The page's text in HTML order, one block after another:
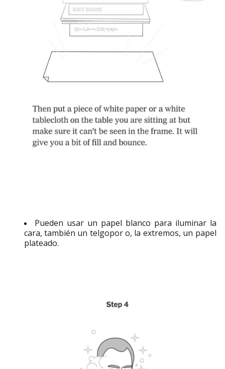
Pueden usar un papel blanco para iluminar la
cara, también un telgopor o, la extremos, un papel
plateado.